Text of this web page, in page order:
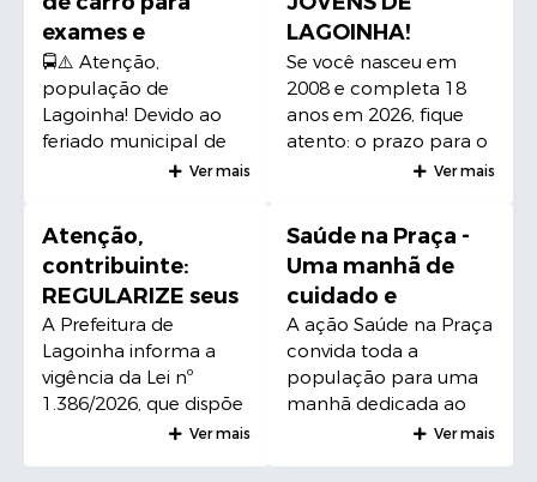
exames e
consultas fora do
Município nos dias
22/05 e 25/05
🚍⚠️ Atenção,
população de
Lagoinha! Devido ao
feriado municipal de
transporte para
consultas e exames
fora do município nos
dias 22/05 e 25/05
deverão ser realizadas
até quinta-feira, dia
21/05, às 14h. 📅
Programe-se e evite
Ver mais
LAGOINHA!
CHEGOU A HORA
DO ALISTAMENTO
MILITAR
Se você nasceu em
2008 e completa 18
anos em 2026, fique
atento: o prazo para o
Alistamento Militar
30 de junho. Estar em
dia com o serviço
militar é fundamental.
Sem o certificado de
alistamento, você fica
impedido de retirar
passaporte, título de
eleitor, ingressar em
Ver mais
Atenção,
contribuinte:
REGULARIZE seus
débitos!
A Prefeitura de
Lagoinha informa a
vigência da Lei nº
1.386/2026, que dispõe
sobre o parcelamento
Ver mais
Saúde na Praça -
Uma manhã de
cuidado e
prevenção para a
população
A ação Saúde na Praça
convida toda a
população para uma
manhã dedicada ao
cuidado e à prevenção.
Ver mais